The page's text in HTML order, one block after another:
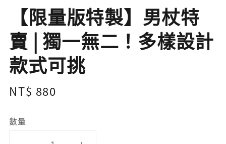
【限量版特製】男杖特
賣 | 獨一無二！多樣設計
款式可挑
Regular
NT$ 880
數量